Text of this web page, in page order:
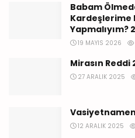
Babam
Kardeşlerime
Yapmalıyım?
19 MAYIS 2026
Mirasın Reddi
27 ARALIK 2025
12 ARALIK 2025